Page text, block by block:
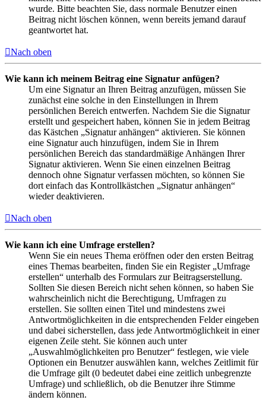
wurde. Bitte beachten Sie, dass normale Benutzer einen
Beitrag nicht löschen können, wenn bereits jemand darauf
geantwortet hat.
Nach oben
Wie kann ich meinem Beitrag eine Signatur anfügen?
Um eine Signatur an Ihren Beitrag anzufügen, müssen Sie
zunächst eine solche in den Einstellungen in Ihrem
persönlichen Bereich entwerfen. Nachdem Sie die Signatur
erstellt und gespeichert haben, können Sie in jedem Beitrag
das Kästchen „Signatur anhängen“ aktivieren. Sie können
eine Signatur auch hinzufügen, indem Sie in Ihrem
persönlichen Bereich das standardmäßige Anhängen Ihrer
Signatur aktivieren. Wenn Sie einen einzelnen Beitrag
dennoch ohne Signatur verfassen möchten, so können Sie
dort einfach das Kontrollkästchen „Signatur anhängen“
wieder deaktivieren.
Nach oben
Wie kann ich eine Umfrage erstellen?
Wenn Sie ein neues Thema eröffnen oder den ersten Beitrag
eines Themas bearbeiten, finden Sie ein Register „Umfrage
erstellen“ unterhalb des Formulars zur Beitragserstellung.
Sollten Sie diesen Bereich nicht sehen können, so haben Sie
wahrscheinlich nicht die Berechtigung, Umfragen zu
erstellen. Sie sollten einen Titel und mindestens zwei
Antwortmöglichkeiten in die entsprechenden Felder eingeben
und dabei sicherstellen, dass jede Antwortmöglichkeit in einer
eigenen Zeile steht. Sie können auch unter
„Auswahlmöglichkeiten pro Benutzer“ festlegen, wie viele
Optionen ein Benutzer auswählen kann, welches Zeitlimit für
die Umfrage gilt (0 bedeutet dabei eine zeitlich unbegrenzte
Umfrage) und schließlich, ob die Benutzer ihre Stimme
ändern können.